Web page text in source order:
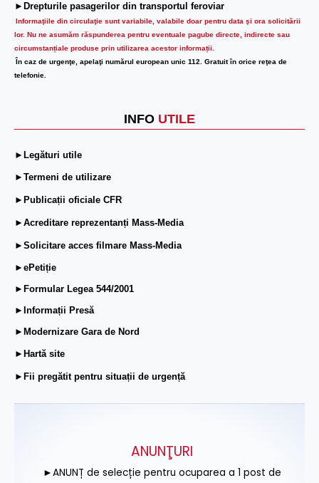
►Drepturile pasagerilor din transportul feroviar
Informaţiile din circulaţie sunt variabile, valabile doar pentru data şi ora solicitării
lor. Nu ne asumăm răspunderea pentru eventuale pagube directe, indirecte sau
circumstanțiale produse prin utilizarea acestor informații.
În caz de urgenţe, apelaţi numărul european unic 112. Gratuit în orice reţea de
telefonie.
INFO UTILE
►Legături utile
►Termeni de utilizare
►Publicații oficiale CFR
►Acreditare reprezentanți Mass-Media
►Solicitare acces filmare Mass-Media
►ePetiție
►Formular Legea 544/2001
►Informații Presă
►Modernizare Gara de Nord
►Hartă site
►Fii pregătit pentru situații de urgență
ANUNŢURI
►ANUNȚ de selecție pentru ocuparea a 1 post de